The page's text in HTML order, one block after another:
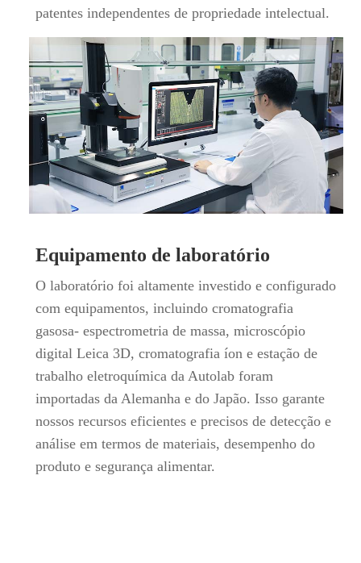
patentes independentes de propriedade intelectual.
Equipamento de laboratório
O laboratório foi altamente investido e configurado
com equipamentos, incluindo cromatografia
gasosa- espectrometria de massa, microscópio
digital Leica 3D, cromatografia íon e estação de
trabalho eletroquímica da Autolab foram
importadas da Alemanha e do Japão. Isso garante
nossos recursos eficientes e precisos de detecção e
análise em termos de materiais, desempenho do
produto e segurança alimentar.